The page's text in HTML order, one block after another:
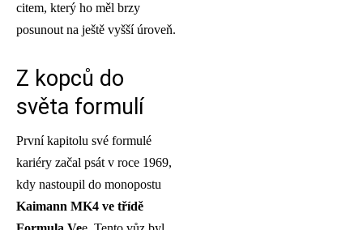
citem, který ho měl brzy
posunout na ještě vyšší úroveň.
Z kopců do
světa formulí
První kapitolu své formulé
kariéry začal psát v roce 1969,
kdy nastoupil do monopostu
Kaimann MK4 ve třídě